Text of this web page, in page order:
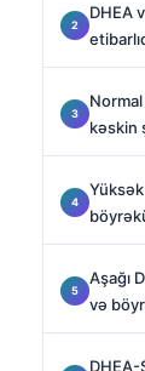
DHEA
kəskin
Aşağı
və
DHEA-